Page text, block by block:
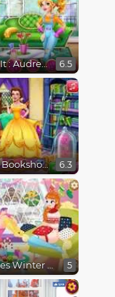
Girls Fix It : Audrey Spring Cleaning 6.5
Beautys Bookshop 6.3
Princesses Winter Stories 5